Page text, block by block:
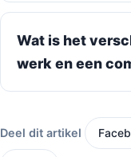
Wat is het
werk en een
Deel dit artikel